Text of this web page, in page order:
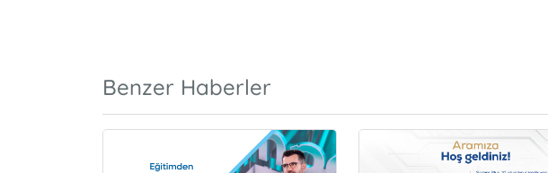
Benzer Haberler